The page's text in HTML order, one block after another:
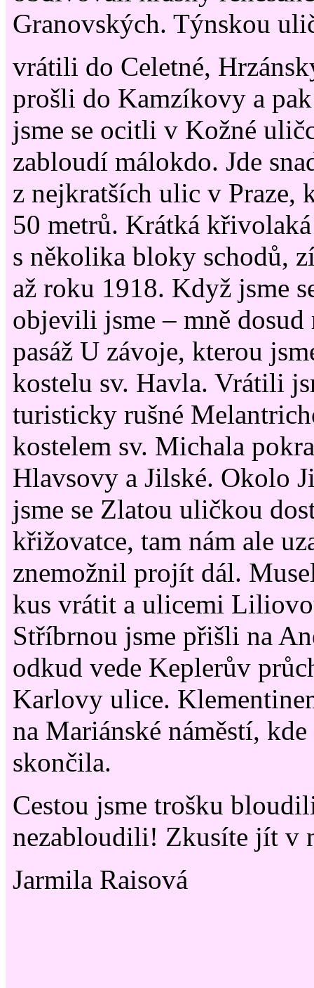
Granovských. Týnskou
vrátili do Celetné,
prošli do Kamzíkovy a
jsme se ocitli v Kožné
zabloudí málokdo. Jde
z nejkratších ulic v Praze,
50 metrů. Krátká
s několika bloky schodů,
až roku 1918. Když jsme
objevili jsme – mně dosud
pasáž U závoje, kterou
kostelu sv. Havla. Vrátili
turisticky rušné
kostelem sv. Michala
Hlavsovy a Jilské. Okolo
jsme se Zlatou uličkou
křižovatce, tam nám ale
znemožnil projít dál.
kus vrátit a ulicemi
Stříbrnou jsme přišli na
odkud vede Keplerův
Karlovy ulice.
na Mariánské náměstí, kde
skončila.
Cestou jsme trošku
nezabloudili! Zkusíte jít v
Jarmila Raisová